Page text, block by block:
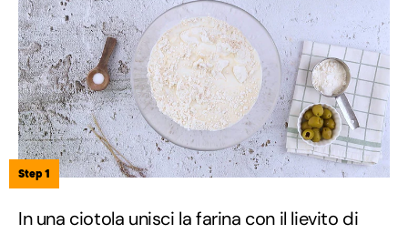
Step 1
In una ciotola unisci la farina con il lievito di